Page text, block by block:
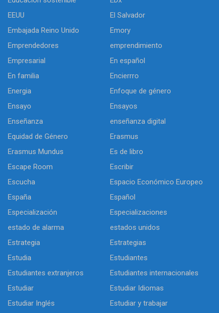
EEUU
El Salvador
Embajada Reino Unido
Emory
Emprendedores
emprendimiento
Empresarial
En español
En familia
Encierrro
Energia
Enfoque de género
Ensayo
Ensayos
Enseñanza
enseñanza digital
Equidad de Género
Erasmus
Erasmus Mundus
Es de libro
Escape Room
Escribir
Escucha
Espacio Económico Europeo
España
Español
Especialización
Especializaciones
estado de alarma
estados unidos
Estrategia
Estrategias
Estudia
Estudiantes
Estudiantes extranjeros
Estudiantes internacionales
Estudiar
Estudiar Idiomas
Estudiar Inglés
Estudiar y trabajar